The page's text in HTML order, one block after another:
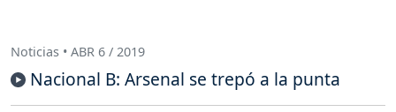
Noticias • ABR 6 / 2019
Nacional B: Arsenal se trepó a la punta